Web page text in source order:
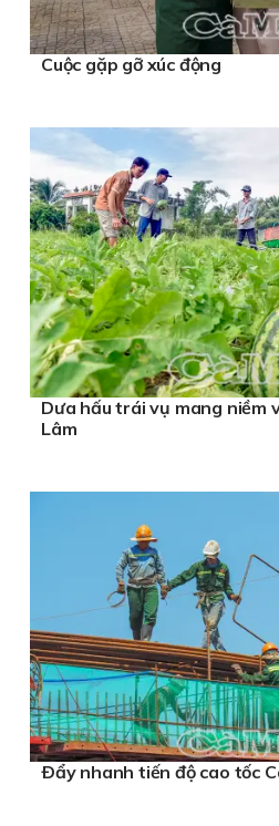
Cuộc gặp gỡ xúc động
Dưa hấu trái vụ mang niềm
Lâm
Ðẩy nhanh tiến độ cao tốc